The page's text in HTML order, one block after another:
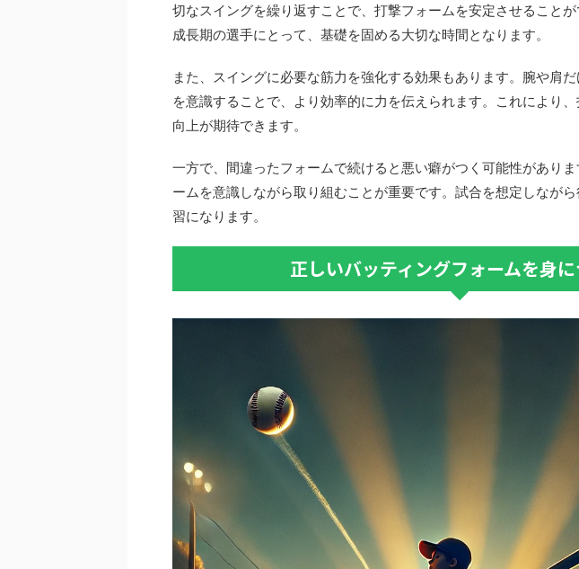
切なスイングを繰り返すことで、打撃フォームを安定させること
成長期の選手にとって、基礎を固める大切な時間となります。
また、スイングに必要な筋力を強化する効果もあります。腕や肩
を意識することで、より効率的に力を伝えられます。これにより
向上が期待できます。
一方で、間違ったフォームで続けると悪い癖がつく可能性があり
ームを意識しながら取り組むことが重要です。試合を想定しなが
習になります。
正しいバッティングフォームを身